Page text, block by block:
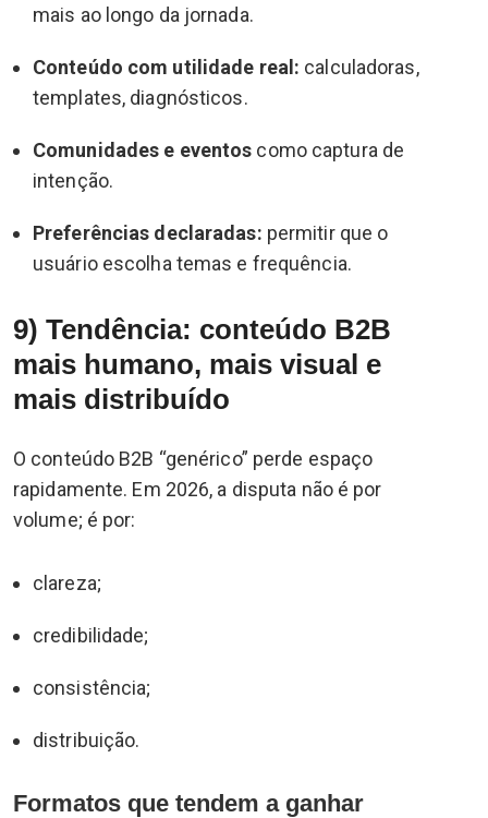
mais ao longo da jornada.
Conteúdo com utilidade real: calculadoras,
templates, diagnósticos.
Comunidades e eventos como captura de
intenção.
Preferências declaradas: permitir que o
usuário escolha temas e frequência.
9) Tendência: conteúdo B2B
mais humano, mais visual e
mais distribuído
O conteúdo B2B “genérico” perde espaço
rapidamente. Em 2026, a disputa não é por
volume; é por:
clareza;
credibilidade;
consistência;
distribuição.
Formatos que tendem a ganhar